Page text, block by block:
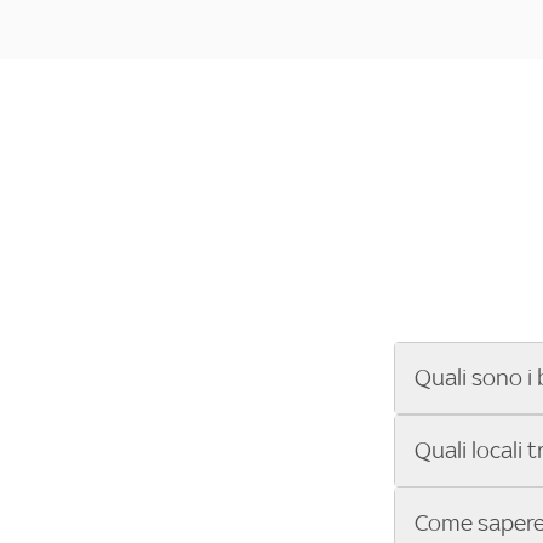
Quali sono i
Se cerchi un
ENILIVE, la
Sky Bar ti
Quali locali
Vuoi sapere
Come